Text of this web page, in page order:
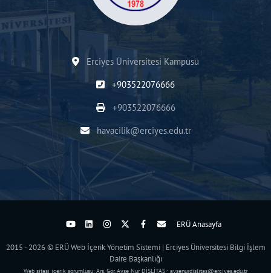
Erciyes Üniversitesi Kampüsü
+903522076666
+903522076666
havacilik@erciyes.edu.tr
ERÜ Anasayfa
2015 - 2026 © ERÜ Web İçerik Yönetim Sistemi | Erciyes Üniversitesi Bilgi İşlem
Daire Başkanlığı
Web sitesi içerik sorumlusu: Arş. Gör. Ayşe Nur DİŞLİTAŞ - aysenurdislitas@erciyes.edu.tr